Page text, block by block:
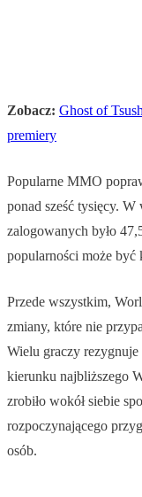
Zobacz: Ghost of
premiery
Popularne MMO
ponad sześć tysięcy.
zalogowanych było
popularności może być
Przede wszystkim,
zmiany, które nie
Wielu graczy
kierunku najbliższego
zrobiło wokół siebie
rozpoczynającego
osób.